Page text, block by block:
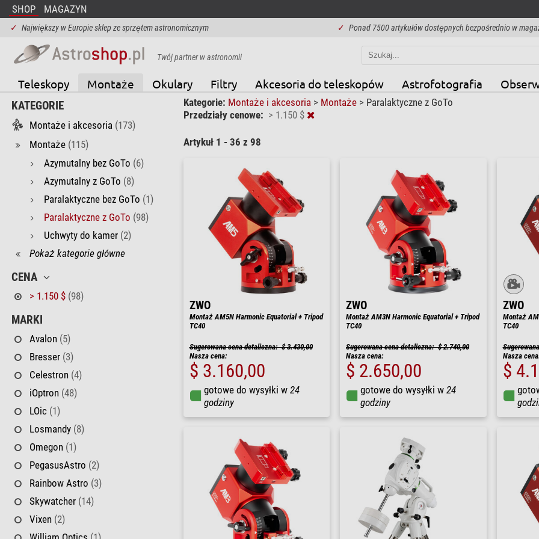
SHOP MAGAZYN
✓ Największy w Europie sklep ze sprzętem astronomicznym ✓ Ponad 7500 artykułów dostępnych bezpośrednio w
Twój partner w astronomii
Teleskopy Montaże Okulary Filtry Akcesoria do teleskopów Astrofotografia
KATEGORIE
Montaże i akcesoria (173)
Montaże (115)
Azymutalny bez GoTo (6)
Azymutalny z GoTo (8)
Paralaktyczne bez GoTo (1)
Paralaktyczne z GoTo (98)
Uchwyty do kamer (2)
Pokaż kategorie główne
CENA
> 1.150 $ (98)
MARKI
Avalon (5)
Bresser (3)
Celestron (4)
iOptron (48)
LOic (1)
Losmandy (8)
Omegon (1)
PegasusAstro (2)
Rainbow Astro (3)
Skywatcher (14)
Vixen (2)
Kategorie: Montaże i akcesoria > Montaże > Paralaktyczne z GoTo
Przedziały cenowe: > 1.150 $
Artykuł 1 - 36 z 98
ZWO
Montaż AM5N Harmonic Equatorial + Tripod
TC40
Sugerowana cena detaliczna: $ 3.430,00
Nasza cena:
$ 3.160,00
gotowe do wysyłki w 24
godziny
ZWO
Montaż AM3N Harmonic Equatorial + Tripod
TC40
Sugerowana cena detaliczna: $ 2.740,00
Nasza cena:
$ 2.650,00
gotowe do wysyłki w 24
godziny
ZWO
Montaż
TC40
Nasza
$